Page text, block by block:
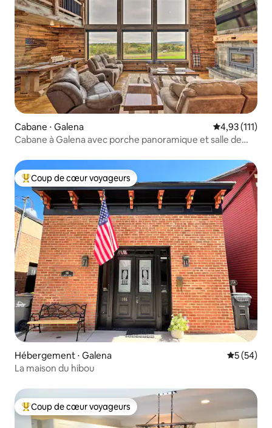
Cabane ⋅ Galena Évaluation
4,93 (111)
Cabane à Galena avec porche panoramique et salle de
Coups de cœur voyageurs les plus appréciés
Coup de cœur voyageurs
Hébergement ⋅ Galena
5 (54)
La maison du hibou
Coups de cœur voyageurs les plus appréciés
Coup de cœur voyageurs